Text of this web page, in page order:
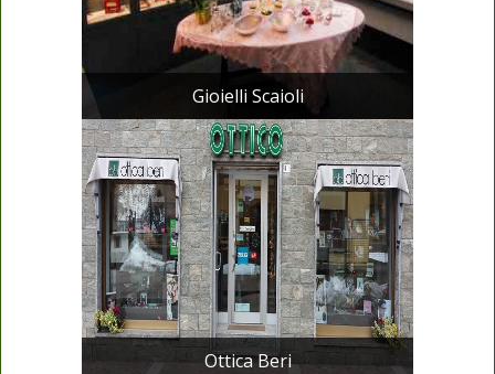
Gioielli Scaioli
Ottica Beri